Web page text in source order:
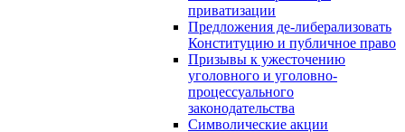
приватизации
Предложения де-либерализовать
Конституцию и публичное право
Призывы к ужесточению
уголовного и уголовно-
процессуального
законодательства
Символические акции